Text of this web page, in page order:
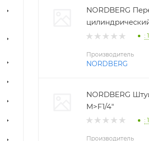
NORDBERG
:
Производитель
NORDBERG
NORDBERG
M>F1/4"
:
Производитель